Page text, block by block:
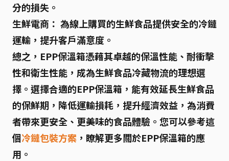
分的損失。
生鮮電商： 為線上購買的生鮮食品提供安全的冷鏈
運輸，提升客戶滿意度。
總之，EPP保溫箱憑藉其卓越的保溫性能、耐衝擊
性和衛生性能，成為生鮮食品冷藏物流的理想選
擇。選擇合適的EPP保溫箱，能有效延長生鮮食品
的保鮮期，降低運輸損耗，提升經濟效益，為消費
者帶來更安全、更美味的食品體驗。您可以參考這
個冷鏈包裝方案 ，瞭解更多關於EPP保溫箱的應
用。